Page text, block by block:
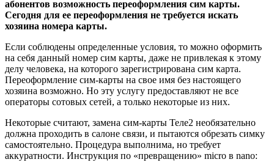
абонентов возможность переоформления сим карты.
Сегодня для ее переоформления не требуется искать
хозяина номера карты.
Если соблюдены определенные условия, то можно оформить
на себя данный номер сим карты, даже не привлекая к этому
делу человека, на которого зарегистрирована сим карта.
Переоформление сим-карты на свое имя без настоящего
хозяина возможно. Но эту услугу предоставляют не все
операторы сотовых сетей, а только некоторые из них.
Некоторые считают, замена сим-карты Теле2 необязательно
должна проходить в салоне связи, и пытаются обрезать симку
самостоятельно. Процедура выполнима, но требует
аккуратности. Инструкция по «превращению» micro в nano: